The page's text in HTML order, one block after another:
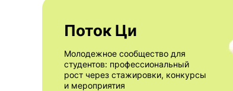
Поток Ци
Молодежное сообщество для
студентов: профессиональный
рост через стажировки, конкурсы
и мероприятия